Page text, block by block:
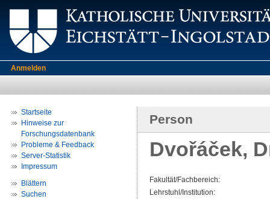
Anmelden
Startseite
Hinweise zur
Forschungsdatenbank
Probleme & Feedback
Server-Statistik
Impressum
Blättern
Suchen
Person
Dvořáček,
Fakultät/Fachbereich:
Lehrstuhl/Institution: